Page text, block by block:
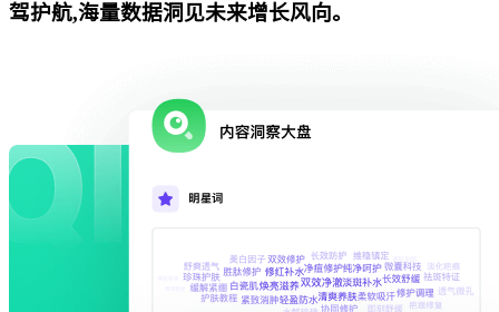
驾护航,海量数据洞见未来增长风向。